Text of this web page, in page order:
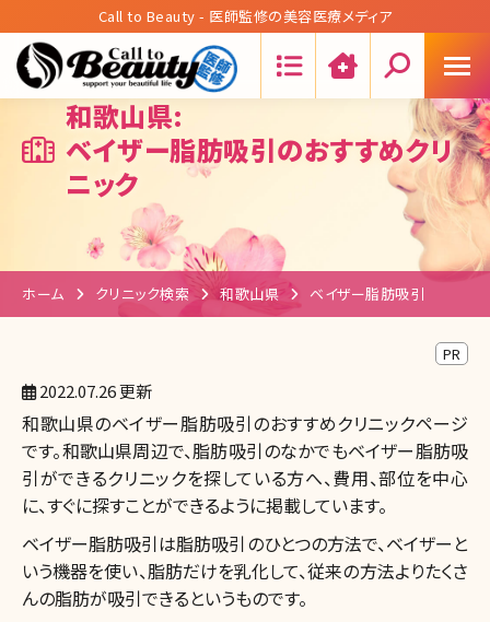
Call to Beauty - 医師監修の美容医療メディア
和歌山県:
ベイザー脂肪吸引のおすすめクリ
ニック
ホーム クリニック検索 和歌山県 ベイザー脂肪吸引
PR
2022.07.26 更新
和歌山県のベイザー脂肪吸引のおすすめクリニックページ
です。和歌山県周辺で、脂肪吸引のなかでもベイザー脂肪吸
引ができるクリニックを探している方へ、費用、部位を中心
に、すぐに探すことができるように掲載しています。
ベイザー脂肪吸引は脂肪吸引のひとつの方法で、ベイザーと
いう機器を使い、脂肪だけを乳化して、従来の方法よりたくさ
んの脂肪が吸引できるというものです。